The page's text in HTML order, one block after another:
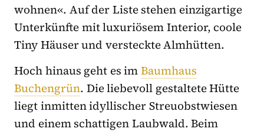
wohnen«. Auf der Liste stehen einzigartige
Unterkünfte mit luxuriösem Interior, coole
Tiny Häuser und versteckte Almhütten.
Hoch hinaus geht es imBaumhaus
Buchengrün. Die liebevoll gestaltete Hütte
liegt inmitten idyllischer Streuobstwiesen
und einem schattigen Laubwald. Beim